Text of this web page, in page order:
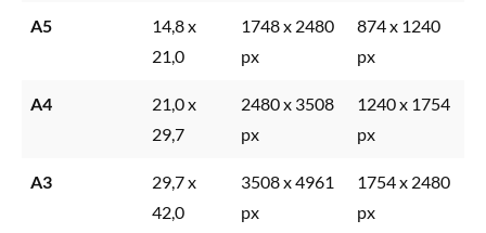
A5
14,8 x
21,0
1748 x 2480
px
874 x 1240
px
A4
21,0 x
29,7
2480 x 3508
px
1240 x 1754
px
A3
29,7 x
42,0
3508 x 4961
px
1754 x 2480
px